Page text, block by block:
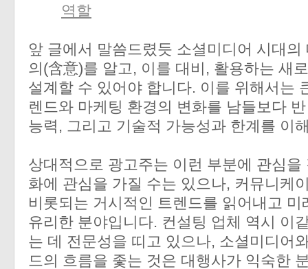
역할
앞 글에서 말씀드렸듯 소셜미디어 시대
의(含意)를 알고, 이를 대비, 활용하는 새
설계할 수 있어야 합니다. 이를 위해서는
렌드와 마케팅 환경의 변화를 남들보다
능력, 그리고 기술적 가능성과 한계를 이
상대적으로 광고주는 이런 부분에 관심
화에 관심을 가질 수는 있으나, 커뮤니케
비롯되는 거시적인 트렌드를 읽어내고
유리한 분야입니다. 컨설팅 업체 역시 이
는 데 전문성을 띠고 있으나, 소셜미디어
드의 흐름을 좇는 것은 대행사가 익숙한